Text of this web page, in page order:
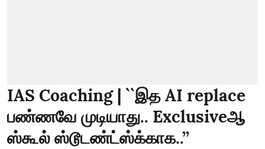
IAS Coaching | ``இத AI replace
பண்ணவே முடியாது.. Exclusiveஆ
ஸ்கூல் ஸ்டூடண்ட்ஸ்க்காக..’’